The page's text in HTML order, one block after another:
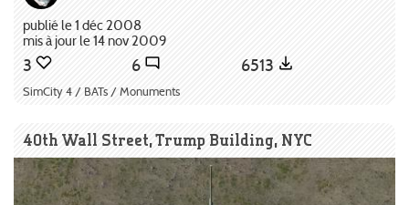
publié le 1 déc 2008
mis à jour le 14 nov 2009
3 6 6513
SimCity 4 / BATs / Monuments
40th Wall Street, Trump Building, NYC